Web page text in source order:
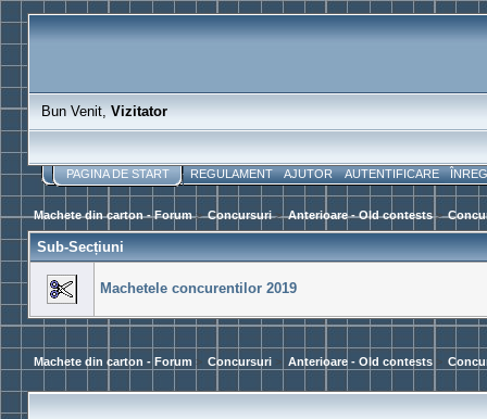
Bun Venit,Vizitator
PAGINA DE START REGULAMENT AJUTOR AUTENTIFICARE
Machete din carton - Forum> Concursuri> Anterioare - Old contests>
Sub-Secțiuni
Machetele concurentilor 2019
Machete din carton - Forum > Concursuri > Anterioare - Old contests>